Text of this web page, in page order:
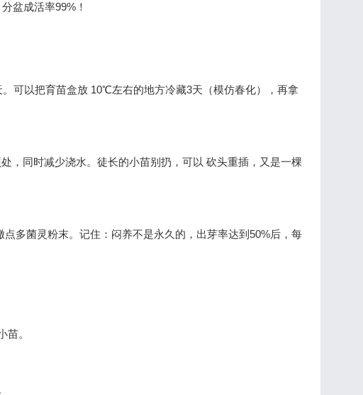
盆成活率99%！
可以把育苗盒放 10℃左右的地方冷藏3天（模仿春化），再拿
，同时减少浇水。徒长的小苗别扔，可以 砍头重插，又是一棵
多菌灵粉末。记住：闷养不是永久的，出芽率达到50%后，每
苗。